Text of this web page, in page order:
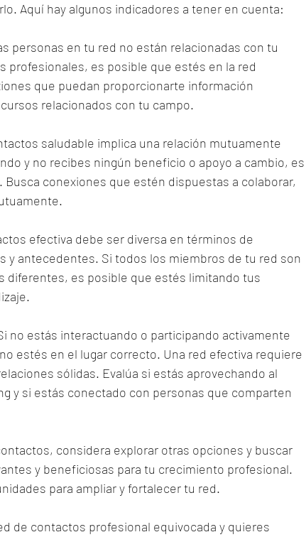
Aquí hay algunos indicadores a tener en cuenta:
personas en tu red no están relacionadas con tu
profesionales, es posible que estés en la red
que puedan proporcionarte información
relacionados con tu campo.
saludable implica una relación mutuamente
y no recibes ningún beneficio o apoyo a cambio, es
conexiones que estén dispuestas a colaborar,
efectiva debe ser diversa en términos de
y antecedentes. Si todos los miembros de tu red son
diferentes, es posible que estés limitando tus
no estás interactuando o participando activamente
estés en el lugar correcto. Una red efectiva requiere
sólidas. Evalúa si estás aprovechando al
y si estás conectado con personas que comparten
considera explorar otras opciones y buscar
y beneficiosas para tu crecimiento profesional.
para ampliar y fortalecer tu red.
de contactos profesional equivocada y quieres